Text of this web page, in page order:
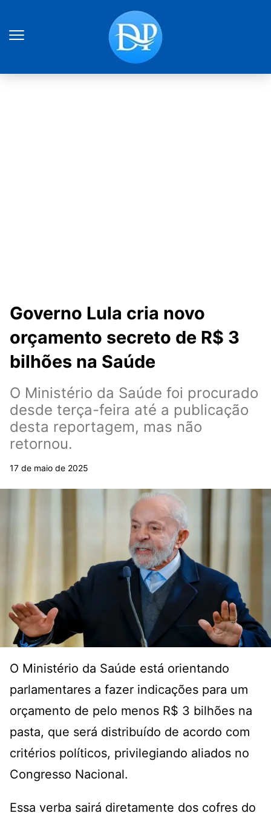
Governo Lula cria novo
orçamento secreto de R$ 3
bilhões na Saúde
O Ministério da Saúde foi procurado
desde terça-feira até a publicação
desta reportagem, mas não
retornou.
17 de maio de 2025
O Ministério da Saúde está orientando
parlamentares a fazer indicações para um
orçamento de pelo menos R$ 3 bilhões na
pasta, que será distribuído de acordo com
critérios políticos, privilegiando aliados no
Congresso Nacional.
Essa verba sairá diretamente dos cofres do